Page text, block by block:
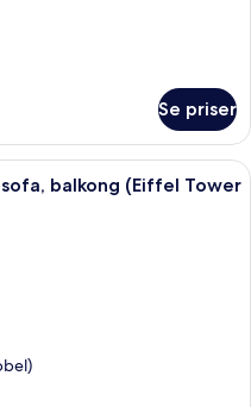
Se priser
balkong (Eiffel Tower